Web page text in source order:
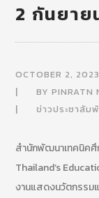
2 กันยาย
OCTOBER 2, 2023
BYPINRATN
ข่าวประชาสัม
สำนักพัฒนาเทคนิคศึ
Thailand’s
งานแสดงนวัตกรรม